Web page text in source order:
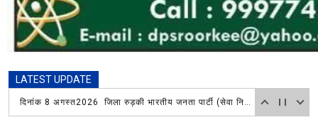
LATEST UPDATE
श्रावण माह में हिंदू सुरक्षा सेवा संघ रायवाला मंडल ने लगाया विशाल भंडारा, चिकित्सा शिविर में भी लोगों ने उठाया लाभ